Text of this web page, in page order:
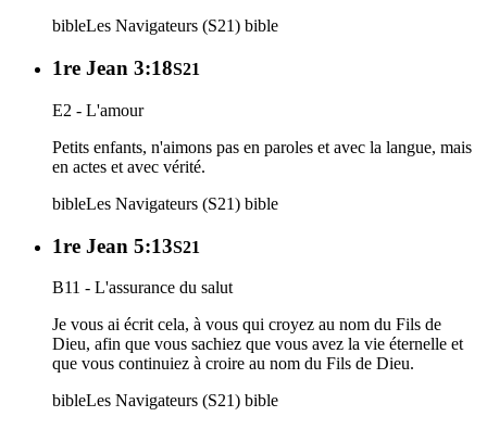
bibleLes Navigateurs (S21) bible
1re Jean 3:18S21
E2 - L'amour
Petits enfants, n'aimons pas en paroles et avec la langue, mais
en actes et avec vérité.
bibleLes Navigateurs (S21) bible
1re Jean 5:13S21
B11 - L'assurance du salut
Je vous ai écrit cela, à vous qui croyez au nom du Fils de
Dieu, afin que vous sachiez que vous avez la vie éternelle et
que vous continuiez à croire au nom du Fils de Dieu.
bibleLes Navigateurs (S21) bible